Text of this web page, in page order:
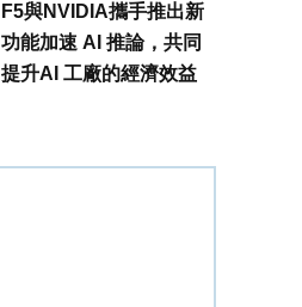
F5與NVIDIA攜手推出新
功能加速 AI 推論，共同
提升AI 工廠的經濟效益